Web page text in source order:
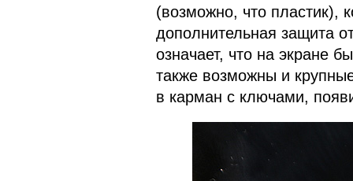
(возможно, что пластик),
дополнительная защита
означает, что на экране
также возможны и
в карман с ключами,